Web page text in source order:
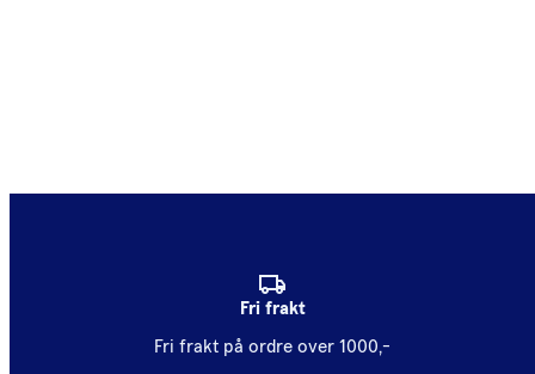
Fri frakt
Fri frakt på ordre over 1000,-